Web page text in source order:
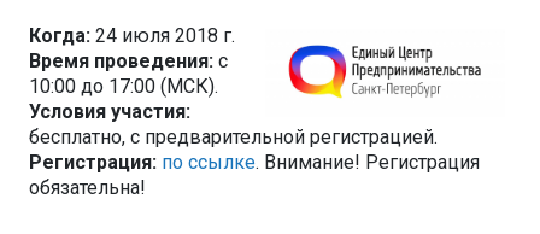
Когда: 24 июля 2018 г.
Время проведения: с
10:00 до 17:00 (МСК).
Условия участия:
бесплатно, с предварительной регистрацией.
Регистрация: по ссылке. Внимание! Регистрация
обязательна!